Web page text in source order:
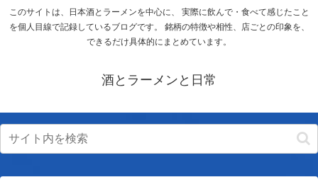
このサイトは、日本酒とラーメンを中心に、 実際に飲んで・食べて感じたこと
を個人目線で記録しているブログです。 銘柄の特徴や相性、店ごとの印象を、
できるだけ具体的にまとめています。
酒とラーメンと日常